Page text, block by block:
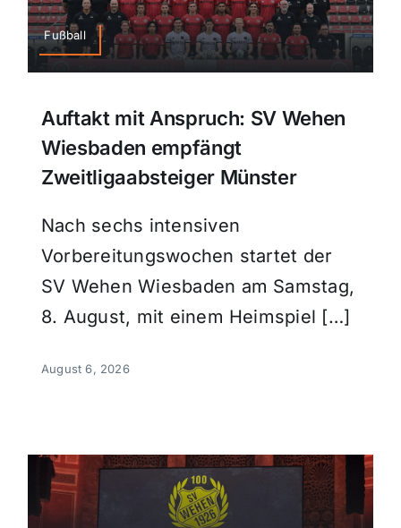
Sport
Panorama
Galerie
Verkehrsmeldungen
Gewinnspiele
Fußball
Auftakt mit Anspruch: SV Wehen
Wiesbaden empfängt
Zweitligaabsteiger Münster
Nach sechs intensiven
Vorbereitungswochen startet der
SV Wehen Wiesbaden am Samstag,
8. August, mit einem Heimspiel […]
August 6, 2026